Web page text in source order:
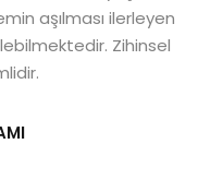
aşılması ilerleyen
Zihinsel